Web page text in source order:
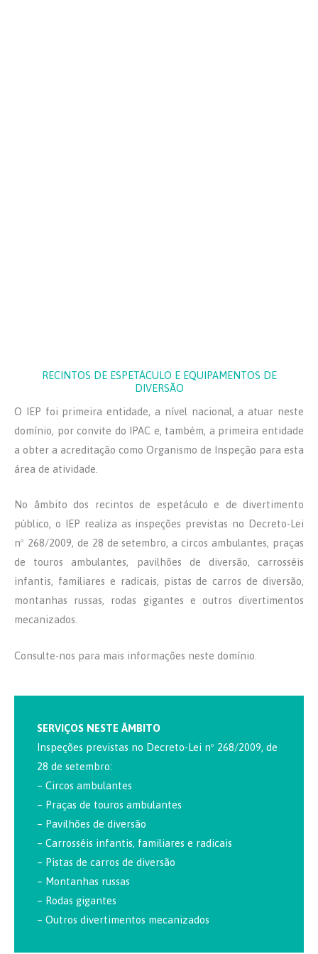
RECINTOS DE ESPETÁCULO E EQUIPAMENTOS DE
DIVERSÃO
O IEP foi primeira entidade, a nível nacional, a atuar neste
domínio, por convite do IPAC e, também, a primeira entidade
a obter a acreditação como Organismo de Inspeção para esta
área de atividade.
No âmbito dos recintos de espetáculo e de divertimento
público, o IEP realiza as inspeções previstas no Decreto-Lei
nº 268/2009, de 28 de setembro, a circos ambulantes, praças
de touros ambulantes, pavilhões de diversão, carrosséis
infantis, familiares e radicais, pistas de carros de diversão,
montanhas russas, rodas gigantes e outros divertimentos
mecanizados.
Consulte-nos para mais informações neste domínio.
SERVIÇOS NESTE ÂMBITO
Inspeções previstas no Decreto-Lei nº 268/2009, de
28 de setembro:
– Circos ambulantes
– Praças de touros ambulantes
– Pavilhões de diversão
– Carrosséis infantis, familiares e radicais
– Pistas de carros de diversão
– Montanhas russas
– Rodas gigantes
– Outros divertimentos mecanizados